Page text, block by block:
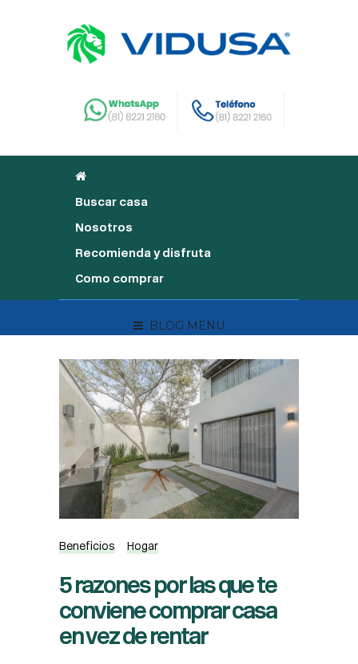
Buscar casa
Nosotros
Recomienda y disfruta
Como comprar
BLOG MENU
Beneficios Hogar
5 razones por las que te
conviene comprar casa
en vez de rentar